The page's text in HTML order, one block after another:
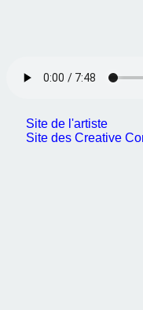
Site de l'artiste
Site des Creative